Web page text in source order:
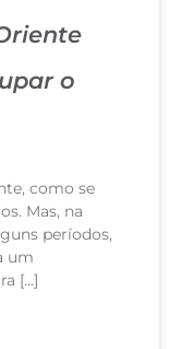
o
como se
Mas, na
períodos,
um
[…]